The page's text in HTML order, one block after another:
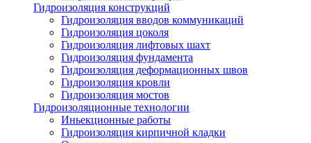
Гидроизоляция конструкций
Гидроизоляция вводов коммуникаций
Гидроизоляция цоколя
Гидроизоляция лифтовых шахт
Гидроизоляция фундамента
Гидроизоляция деформационных швов
Гидроизоляция кровли
Гидроизоляция мостов
Гидроизоляционные технологии
Иньекционные работы
Гидроизоляция кирпичной кладки